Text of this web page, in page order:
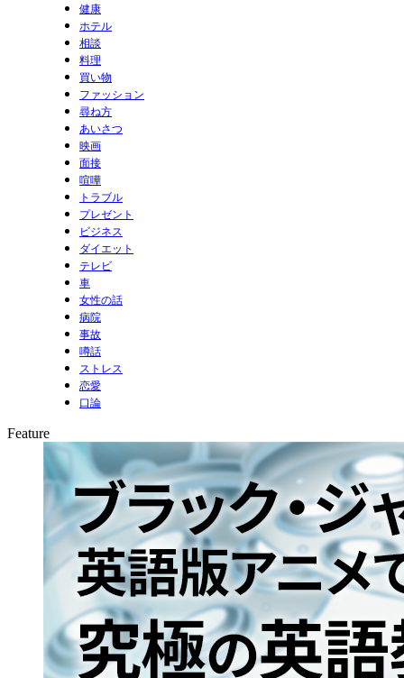
健康
ホテル
相談
料理
買い物
ファッション
尋ね方
あいさつ
映画
面接
喧嘩
トラブル
プレゼント
ビジネス
ダイエット
テレビ
車
女性の話
病院
事故
噂話
ストレス
恋愛
口論
Feature